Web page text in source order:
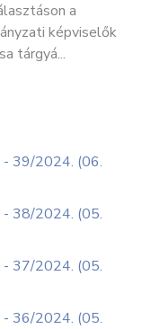
a
képviselők
tárgyá...
- 39/2024. (06.
- 38/2024. (05.
- 37/2024. (05.
- 36/2024. (05.